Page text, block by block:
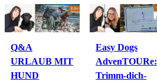
Q&A
URLAUB MIT
HUND
Easy Dogs
AdvenTOURe:
Trimm-dich-